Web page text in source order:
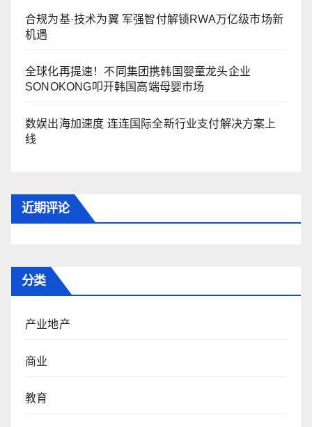
合规为基·技术为翼 军强智付解锁RWA万亿级市场新
机遇
全球化再提速！不同集团携韩国婴童龙头企业
SONOKONG叩开韩国高端母婴市场
数娱出海加速度 连连国际全新行业支付解决方案上
线
近期评论
分类
产业地产
商业
教育